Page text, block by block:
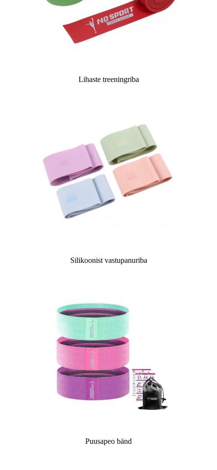
Lihaste treeningriba
Silikoonist vastupanuriba
Puusapeo bänd